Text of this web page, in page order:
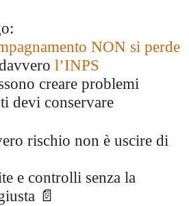
NON si perde
l’INPS
creare problemi
devi conservare
rischio non è uscire di
e controlli senza la
📄